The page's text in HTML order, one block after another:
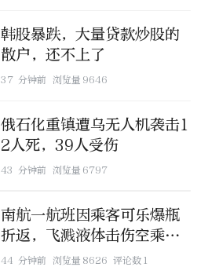
韩股暴跌，大量贷款炒股的
散户，还不上了
37 分钟前 浏览量 9646
俄石化重镇遭乌无人机袭击1
2人死，39人受伤
43 分钟前 浏览量 6797
南航一航班因乘客可乐爆瓶
折返，飞溅液体击伤空乘眼
部
44 分钟前 浏览量 8626 评论数 1